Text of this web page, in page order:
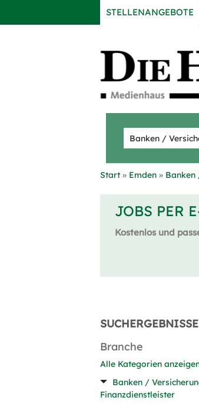
STELLENANGEBOTE
Start Emden Banken
JOBS PER
Kostenlos und
Branche
Alle Kategorien
Banken /
Finanzdienstleister